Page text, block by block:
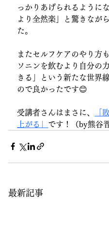
っかりあげられるように
より全然楽」と驚きなが
た。
またセルフケアのやり方
ソニンを飲むより自分の
きる」という新たな世界
ので良かったです😊
受講者さんはまさに、
「
上がる」 です！（by熊谷
最新記事